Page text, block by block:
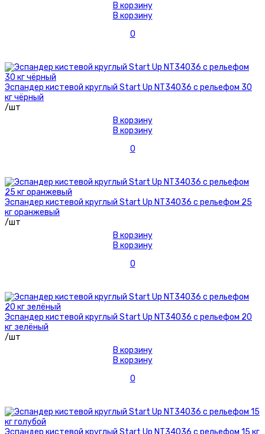
В корзину
В корзину
0
Эспандер кистевой круглый Start Up NT34036 с рельефом 30
кг чёрный
/шт
В корзину
В корзину
0
Эспандер кистевой круглый Start Up NT34036 с рельефом 25
кг оранжевый
/шт
В корзину
В корзину
0
Эспандер кистевой круглый Start Up NT34036 с рельефом 20
кг зелёный
/шт
В корзину
В корзину
0
Эспандер кистевой круглый Start Up NT34036 с рельефом 15 кг